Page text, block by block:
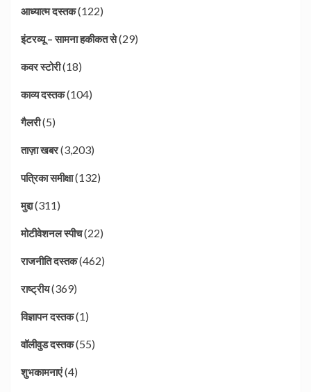
आध्यात्म दस्तक(122)
इंटरव्यू – सामना हकीकत से(29)
कवर स्टोरी(18)
काव्य दस्तक(104)
गैलरी(5)
ताज़ा खबर(3,203)
पत्रिका समीक्षा(132)
मुद्दा(311)
मोटीवेशनल स्पीच(22)
राजनीति दस्तक(462)
राष्ट्रीय(369)
विज्ञापन दस्तक(1)
वॉलीवुड दस्तक(55)
शुभकामनाएं(4)